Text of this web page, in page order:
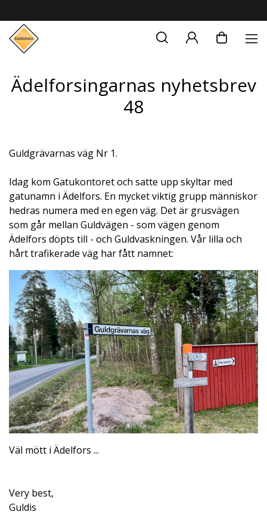
Ädelforsingarnas nyhetsbrev
48
Guldgrävarnas väg Nr 1.
Idag kom Gatukontoret och satte upp skyltar med
gatunamn i Ädelfors. En mycket viktig grupp människor
hedras numera med en egen väg. Det är grusvägen
som går mellan Guldvägen - som vägen genom
Ädelfors döpts till - och Guldvaskningen. Vår lilla och
hårt trafikerade väg har fått namnet:
Väl mött i Ädelfors ...
Very best,
Guldis